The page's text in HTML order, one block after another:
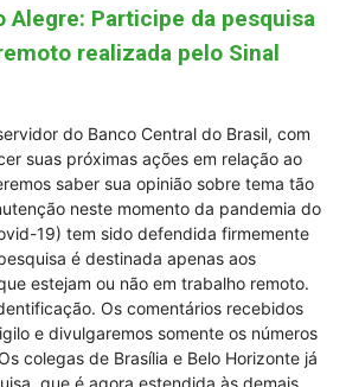
Alegre: Participe da pesquisa
realizada pelo Sinal
do Banco Central do Brasil, com
suas próximas ações em relação ao
saber sua opinião sobre tema tão
neste momento da pandemia do
19) tem sido defendida firmemente
é destinada apenas aos
estejam ou não em trabalho remoto.
Os comentários recebidos
e divulgaremos somente os números
colegas de Brasília e Belo Horizonte já
que é agora estendida às demais